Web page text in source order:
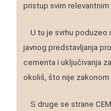
pristup svim
U tu je svrhu poduzeo
javnog predstavljanja
cementa i uključivanja
okoliš, što nije zakonom
S druge se strane